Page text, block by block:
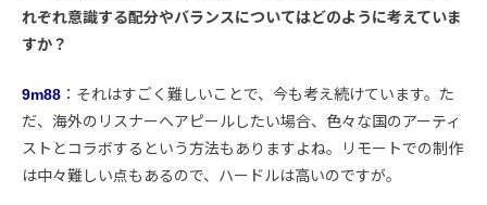
れぞれ意識する配分やバランスについてはどのように考えていま
すか？
9m88 ：それはすごく難しいことで、今も考え続けています。た
だ、海外のリスナーへアピールしたい場合、色々な国のアーティ
ストとコラボするという方法もありますよね。リモートでの制作
は中々難しい点もあるので、ハードルは高いのですが。